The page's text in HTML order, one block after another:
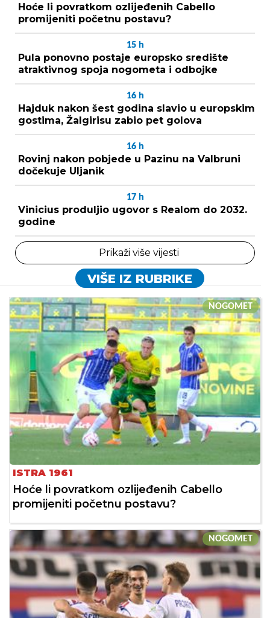
Hoće li povratkom ozlijeđenih Cabello
promijeniti početnu postavu?
15 h
Pula ponovno postaje europsko središte
atraktivnog spoja nogometa i odbojke
16 h
Hajduk nakon šest godina slavio u europskim
gostima, Žalgirisu zabio pet golova
16 h
Rovinj nakon pobjede u Pazinu na Valbruni
dočekuje Uljanik
17 h
Vinicius produljio ugovor s Realom do 2032.
godine
Prikaži više vijesti
VIŠE IZ RUBRIKE
NOGOMET
ISTRA 1961
Hoće li povratkom ozlijeđenih Cabello
promijeniti početnu postavu?
NOGOMET